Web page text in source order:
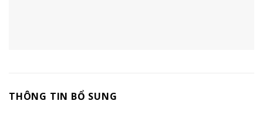
THÔNG TIN BỔ SUNG